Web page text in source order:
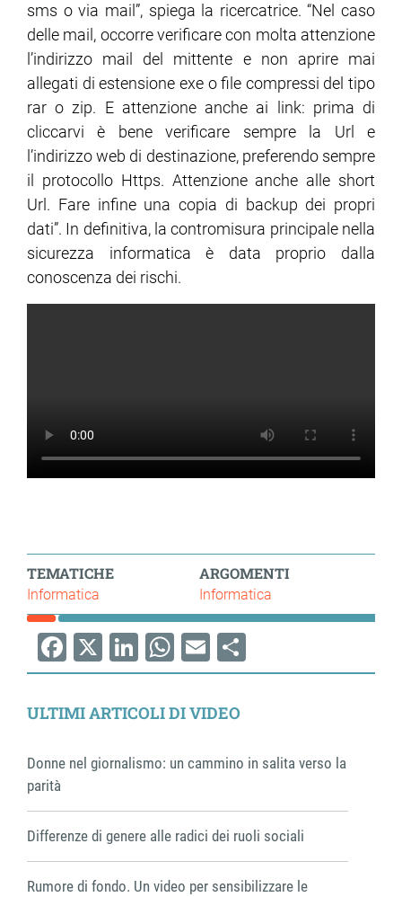
sms o via mail”, spiega la ricercatrice. “Nel caso
delle mail, occorre verificare con molta attenzione
l’indirizzo mail del mittente e non aprire mai
allegati di estensione exe o file compressi del tipo
rar o zip. E attenzione anche ai link: prima di
cliccarvi è bene verificare sempre la Url e
l’indirizzo web di destinazione, preferendo sempre
il protocollo Https. Attenzione anche alle short
Url. Fare infine una copia di backup dei propri
dati”. In definitiva, la contromisura principale nella
sicurezza informatica è data proprio dalla
conoscenza dei rischi.
TEMATICHE
Informatica
ARGOMENTI
Informatica
Facebook
X LinkedIn
WhatsApp
EmailShare
ULTIMI ARTICOLI DI VIDEO
Donne nel giornalismo: un cammino in salita verso la
parità
Differenze di genere alle radici dei ruoli sociali
Rumore di fondo. Un video per sensibilizzare le